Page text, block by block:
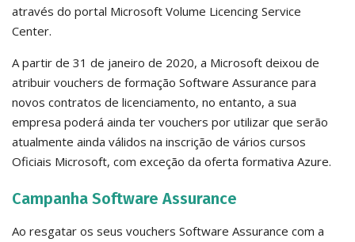
através do portal Microsoft Volume Licencing Service
Center.
A partir de 31 de janeiro de 2020, a Microsoft deixou de
atribuir vouchers de formação Software Assurance para
novos contratos de licenciamento, no entanto, a sua
empresa poderá ainda ter vouchers por utilizar que serão
atualmente ainda válidos na inscrição de vários cursos
Oficiais Microsoft, com exceção da oferta formativa Azure.
Campanha Software Assurance
Ao resgatar os seus vouchers Software Assurance com a